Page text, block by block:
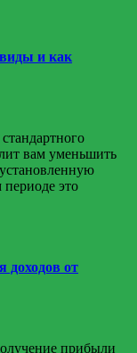
и как
вам уменьшить
это
доходов от
прибыли